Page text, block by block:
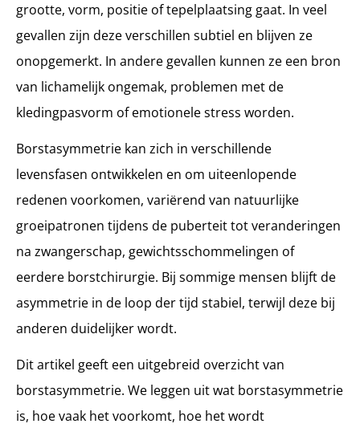
Borstverkleining bij asymmetrie
Borstlift bij positionele asymmetrie
Combinatieprocedures
Vettransplantatie als verfijningsinstrument
Wrap-Up: chirurgische opties voor borstasymmetrie tabel
Borstasymmetriechirurgie in Turkije met MCAN Health
Zorg die lange termijn balans en tevredenheid ondersteunt
grootte, vorm, positie of tepelplaatsing gaat. In veel
gevallen zijn deze verschillen subtiel en blijven ze
onopgemerkt. In andere gevallen kunnen ze een bron
van lichamelijk ongemak, problemen met de
kledingpasvorm of emotionele stress worden.
Borstasymmetrie kan zich in verschillende
levensfasen ontwikkelen en om uiteenlopende
redenen voorkomen, variërend van natuurlijke
groeipatronen tijdens de puberteit tot veranderingen
na zwangerschap, gewichtsschommelingen of
eerdere borstchirurgie. Bij sommige mensen blijft de
asymmetrie in de loop der tijd stabiel, terwijl deze bij
anderen duidelijker wordt.
Dit artikel geeft een uitgebreid overzicht van
borstasymmetrie. We leggen uit wat borstasymmetrie
is, hoe vaak het voorkomt, hoe het wordt